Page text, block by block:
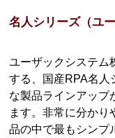
名人シリーズ（ユ
ユーザックシステム
する、国産RPA名人
な製品ラインアップ
ます。非常に分かり
品の中で最もシンプ